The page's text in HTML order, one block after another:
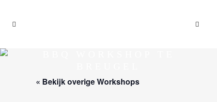
« Bekijk overige Workshops